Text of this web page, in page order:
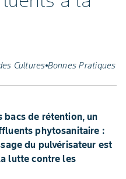
Cultures Bonnes Pratiques
bacs de rétention, un
phytosanitaire :
du pulvérisateur est
lutte contre les